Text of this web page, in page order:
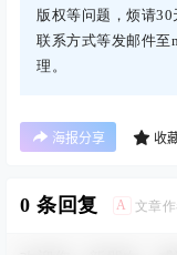
版权等问题，烦请
联系方式等发邮件至
理。
海报分享 收
0 条回复 A 文章